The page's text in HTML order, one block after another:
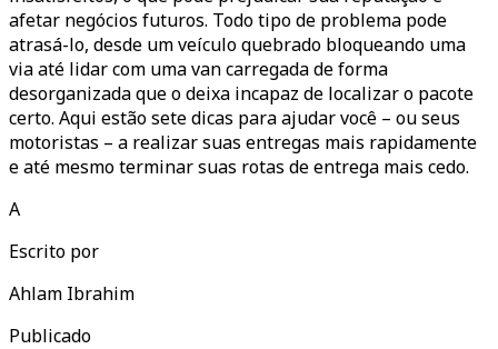
afetar negócios futuros. Todo tipo de problema pode
atrasá-lo, desde um veículo quebrado bloqueando uma
via até lidar com uma van carregada de forma
desorganizada que o deixa incapaz de localizar o pacote
certo. Aqui estão sete dicas para ajudar você – ou seus
motoristas – a realizar suas entregas mais rapidamente
e até mesmo terminar suas rotas de entrega mais cedo.
A
Escrito por
Ahlam Ibrahim
Publicado